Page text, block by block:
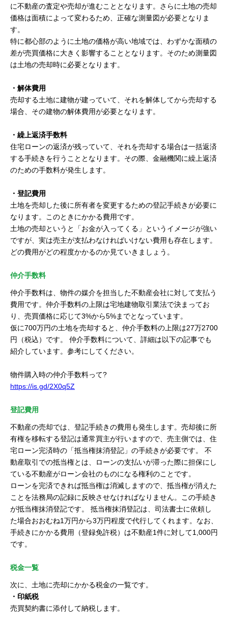
に不動産の査定や売却が進むこととなります。さらに土地の売却
価格は面積によって変わるため、正確な測量図が必要となりま
す。
特に都心部のように土地の価格が高い地域では、わずかな面積の
差が売買価格に大きく影響することとなります。そのため測量図
は土地の売却時に必要となります。
・解体費用
売却する土地に建物が建っていて、それを解体してから売却する
場合、その建物の解体費用が必要となります。
・繰上返済手数料
住宅ローンの返済が残っていて、それを売却する場合は一括返済
する手続きを行うこととなります。その際、金融機関に繰上返済
のための手数料が発生します。
・登記費用
土地を売却した後に所有者を変更するための登記手続きが必要に
なります。このときにかかる費用です。
土地の売却というと「お金が入ってくる」というイメージが強い
ですが、実は売主が支払わなければいけない費用も存在します。
どの費用がどの程度かかるのか見ていきましょう。
仲介手数料
仲介手数料は、物件の媒介を担当した不動産会社に対して支払う
費用です。仲介手数料の上限は宅地建物取引業法で決まってお
り、売買価格に応じて3%から5%までとなっています。
仮に700万円の土地を売却すると、仲介手数料の上限は27万2700
円（税込）です。 仲介手数料について、詳細は以下の記事でも
紹介しています。参考にしてください。
物件購入時の仲介手数料って?
https://is.gd/2X0q5Z
登記費用
不動産の売却では、登記手続きの費用も発生します。売却後に所
有権を移転する登記は通常買主が行いますので、売主側では、住
宅ローン完済時の「抵当権抹消登記」の手続きが必要です。 不
動産取引での抵当権とは、ローンの支払いが滞った際に担保にし
ている不動産がローン会社のものになる権利のことです。
ローンを完済できれば抵当権は消滅しますので、抵当権が消えた
ことを法務局の記録に反映させなければなりません。この手続き
が抵当権抹消登記です。 抵当権抹消登記は、司法書士に依頼し
た場合おおむね1万円から3万円程度で代行してくれます。なお、
手続きにかかる費用（登録免許税）は不動産1件に対して1,000円
です。
税金一覧
次に、土地に売却にかかる税金の一覧です。
・印紙税
売買契約書に添付して納税します。